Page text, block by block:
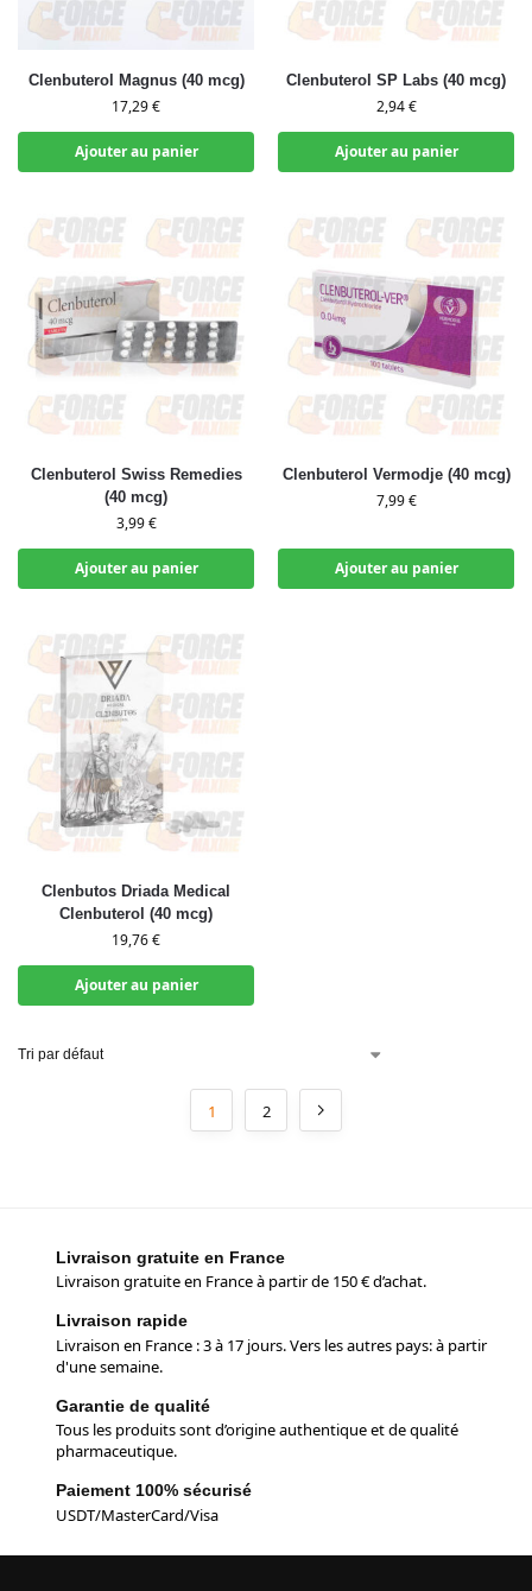
Clenbuterol Magnus (40 mcg)
17,29€
Ajouter au panier
Clenbuterol SP Labs (40 mcg)
2,94€
Ajouter au panier
Clenbuterol Swiss Remedies
(40 mcg)
3,99€
Ajouter au panier
Clenbuterol Vermodje (40 mcg)
7,99€
Ajouter au panier
Clenbutos Driada Medical
Clenbuterol (40 mcg)
19,76€
Ajouter au panier
1 2
Livraison gratuite en France
Livraison gratuite en France à partir de 150 € d’achat.
Livraison rapide
Livraison en France : 3 à 17 jours. Vers les autres pays: à partir
d'une semaine.
Garantie de qualité
Tous les produits sont d’origine authentique et de qualité
pharmaceutique.
Paiement 100% sécurisé
USDT/MasterCard/Visa